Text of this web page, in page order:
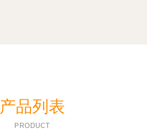
产品列表
PRODUCT